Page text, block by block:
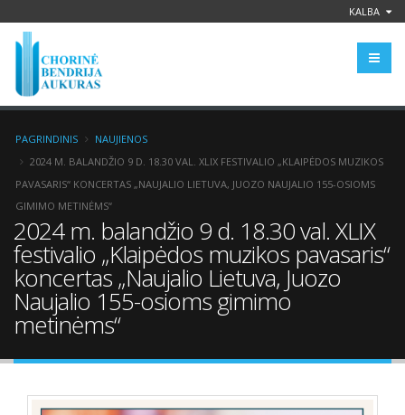
KALBA
PAGRINDINIS
NAUJIENOS
2024 M. BALANDŽIO 9 D. 18.30 VAL. XLIX FESTIVALIO „KLAIPĖDOS MUZIKOS
PAVASARIS“ KONCERTAS „NAUJALIO LIETUVA, JUOZO NAUJALIO 155-OSIOMS
GIMIMO METINĖMS“
2024 m. balandžio 9 d. 18.30 val. XLIX
festivalio „Klaipėdos muzikos pavasaris“
koncertas „Naujalio Lietuva, Juozo
Naujalio 155-osioms gimimo
metinėms“